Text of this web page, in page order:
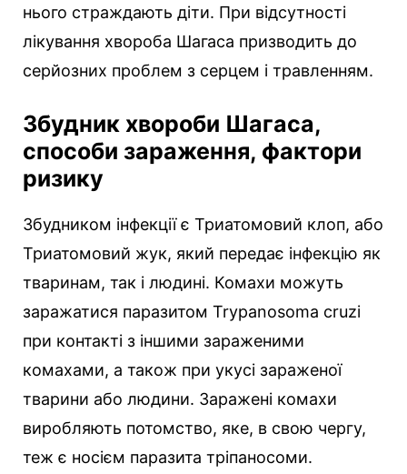
нього страждають діти. При відсутності
лікування хвороба Шагаса призводить до
серйозних проблем з серцем і травленням.
Збудник хвороби Шагаса,
способи зараження, фактори
ризику
Збудником інфекції є Триатомовий клоп, або
Триатомовий жук, який передає інфекцію як
тваринам, так і людині. Комахи можуть
заражатися паразитом Trypanosoma cruzi
при контакті з іншими зараженими
комахами, а також при укусі зараженої
тварини або людини. Заражені комахи
виробляють потомство, яке, в свою чергу,
теж є носієм паразита тріпаносоми.